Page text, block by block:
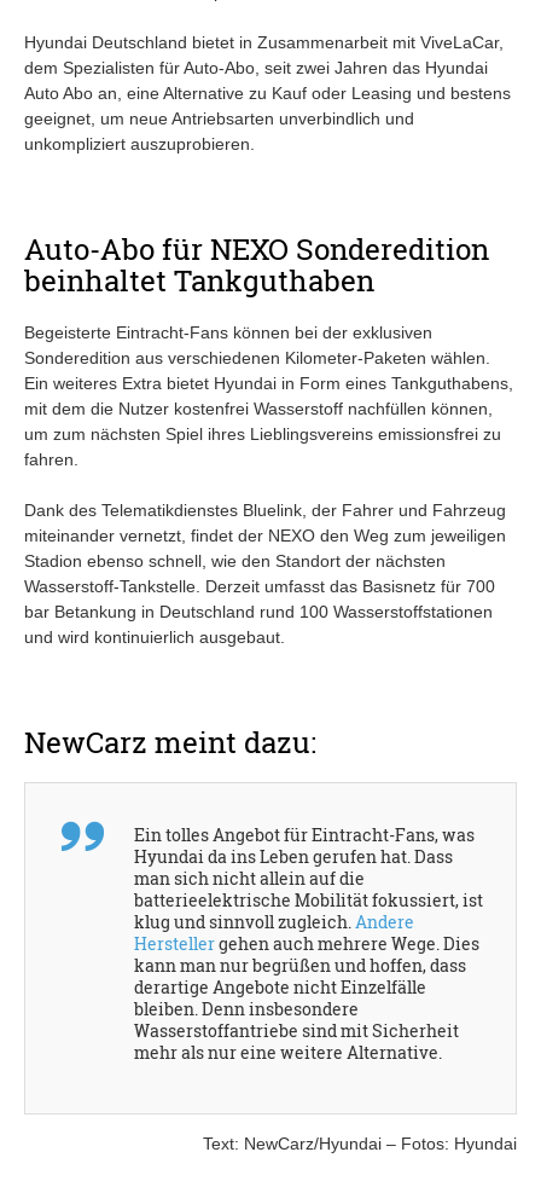
Hyundai Deutschland bietet in Zusammenarbeit mit ViveLaCar,
dem Spezialisten für Auto-Abo, seit zwei Jahren das Hyundai
Auto Abo an, eine Alternative zu Kauf oder Leasing und bestens
geeignet, um neue Antriebsarten unverbindlich und
unkompliziert auszuprobieren.
Auto-Abo für NEXO Sonderedition
beinhaltet Tankguthaben
Begeisterte Eintracht-Fans können bei der exklusiven
Sonderedition aus verschiedenen Kilometer-Paketen wählen.
Ein weiteres Extra bietet Hyundai in Form eines Tankguthabens,
mit dem die Nutzer kostenfrei Wasserstoff nachfüllen können,
um zum nächsten Spiel ihres Lieblingsvereins emissionsfrei zu
fahren.
Dank des Telematikdienstes Bluelink, der Fahrer und Fahrzeug
miteinander vernetzt, findet der NEXO den Weg zum jeweiligen
Stadion ebenso schnell, wie den Standort der nächsten
Wasserstoff-Tankstelle. Derzeit umfasst das Basisnetz für 700
bar Betankung in Deutschland rund 100 Wasserstoffstationen
und wird kontinuierlich ausgebaut.
NewCarz meint dazu:
Ein tolles Angebot für Eintracht-Fans, was
Hyundai da ins Leben gerufen hat. Dass
man sich nicht allein auf die
batterieelektrische Mobilität fokussiert, ist
klug und sinnvoll zugleich. Andere
Herstellergehen auch mehrere Wege. Dies
kann man nur begrüßen und hoffen, dass
derartige Angebote nicht Einzelfälle
bleiben. Denn insbesondere
Wasserstoffantriebe sind mit Sicherheit
mehr als nur eine weitere Alternative.
Text: NewCarz/Hyundai – Fotos: Hyundai